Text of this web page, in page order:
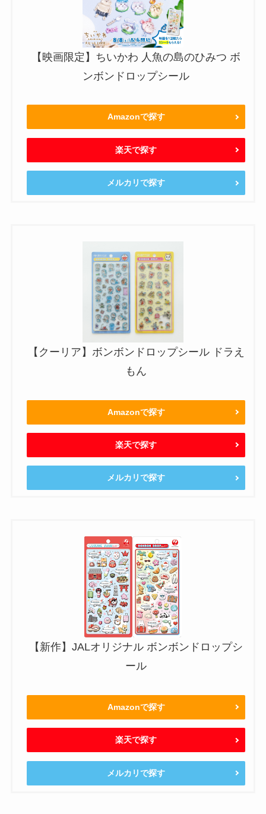
【映画限定】ちいかわ 人魚の島のひみつ ボ
ンボンドロップシール
Amazonで探す
楽天で探す
メルカリで探す
【クーリア】ボンボンドロップシール ドラえ
もん
Amazonで探す
楽天で探す
メルカリで探す
【新作】JALオリジナル ボンボンドロップシ
ール
Amazonで探す
楽天で探す
メルカリで探す